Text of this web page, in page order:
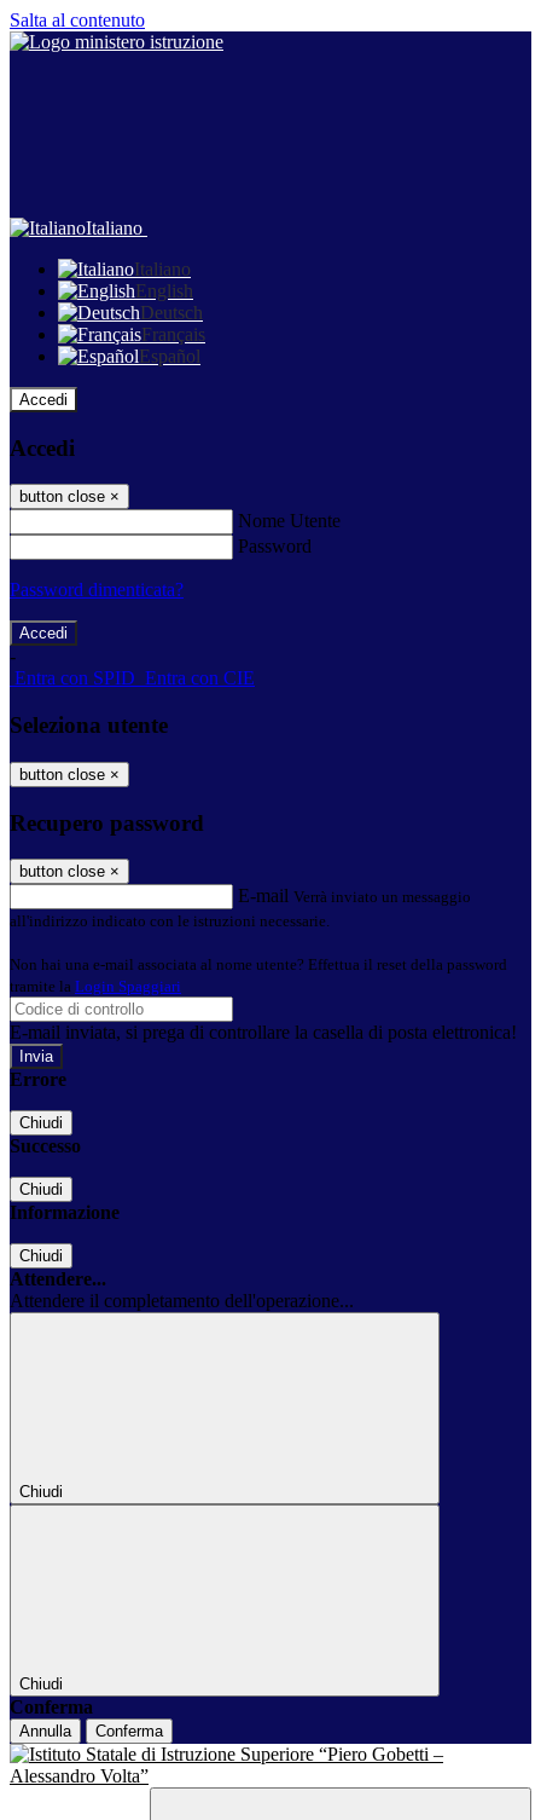
Salta al contenuto
Italiano
Italiano
English
Deutsch
Français
Español
Accedi
Accedi
button close ×
Nome Utente
Password
Password dimenticata?
-
Entra con SPID Entra con CIE
Seleziona utente
button close ×
Recupero password
button close ×
E-mail Verrà inviato un messaggio
all'indirizzo indicato con le istruzioni necessarie.
Non hai una e-mail associata al nome utente? Effettua il reset della password
tramite la Login Spaggiari
E-mail inviata, si prega di controllare la casella di posta elettronica!
Errore
Chiudi
Successo
Chiudi
Informazione
Chiudi
Attendere...
Attendere il completamento dell'operazione...
Chiudi
Chiudi
Conferma
Annulla Conferma